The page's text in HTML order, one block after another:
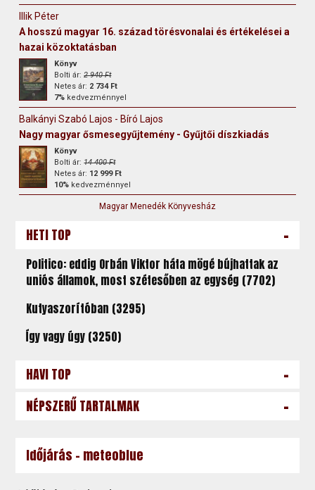
Illik Péter
A hosszú magyar 16. század törésvonalai és értékelései a
hazai közoktatásban
Könyv
Bolti ár:2 940 Ft
Netes ár: 2 734 Ft
7% kedvezménnyel
Balkányi Szabó Lajos - Bíró Lajos
Nagy magyar ősmesegyűjtemény - Gyűjtői díszkiadás
Könyv
Bolti ár:14 400 Ft
Netes ár: 12 999 Ft
10% kedvezménnyel
Magyar Menedék Könyvesház
HETI TOP -
Politico: eddig Orbán Viktor háta mögé bújhattak az
uniós államok, most szétesőben az egység (7702)
Kutyaszorítóban (3295)
Így vagy úgy (3250)
HAVI TOP -
NÉPSZERŰ TARTALMAK -
Időjárás - meteoblue